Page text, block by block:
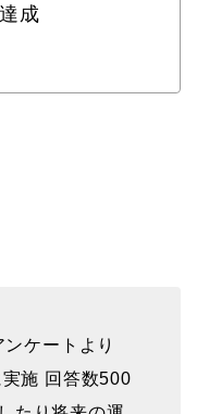
成
ケートより
実施 回答数500